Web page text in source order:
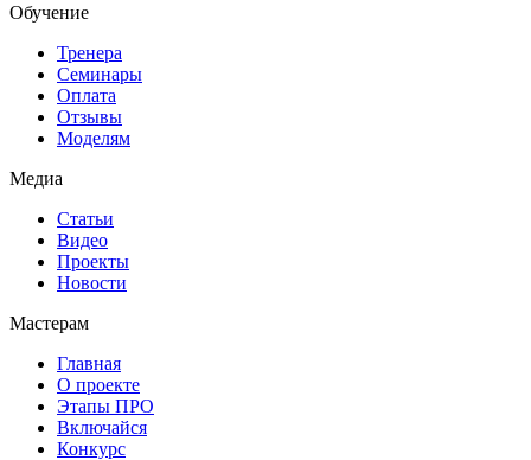
Обучение
Тренера
Семинары
Оплата
Отзывы
Моделям
Медиа
Статьи
Видео
Проекты
Новости
Мастерам
Главная
О проекте
Этапы ПРО
Включайся
Конкурс